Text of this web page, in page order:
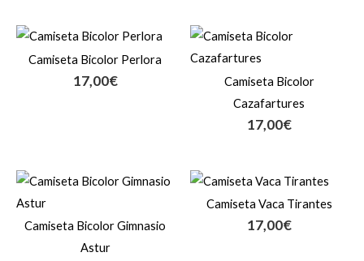
Camiseta Bicolor Perlora
17,00€
Camiseta Bicolor
Cazafartures
17,00€
Camiseta Bicolor Gimnasio
Astur
Camiseta Vaca Tirantes
17,00€